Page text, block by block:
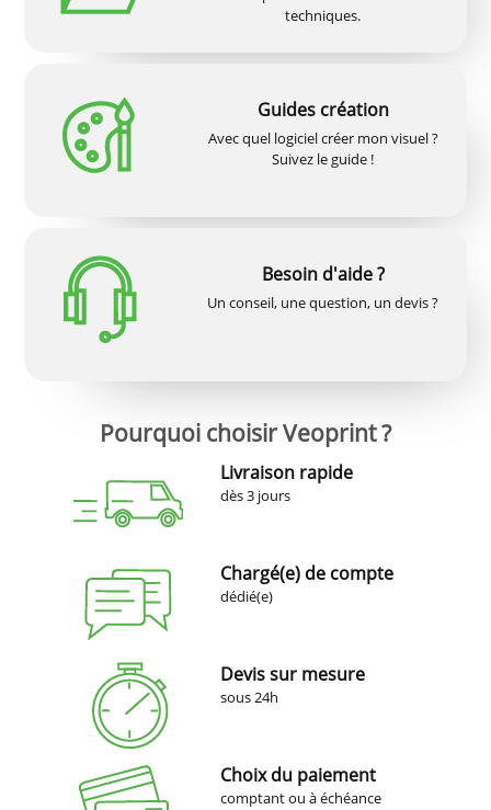
techniques.
Guides création
Avec quel logiciel créer mon visuel ?
Suivez le guide !
Besoin d'aide ?
Un conseil, une question, un devis ?
Pourquoi choisir Veoprint ?
Livraison rapide
dès 3 jours
Chargé(e) de compte
dédié(e)
Devis sur mesure
sous 24h
Choix du paiement
comptant ou à échéance